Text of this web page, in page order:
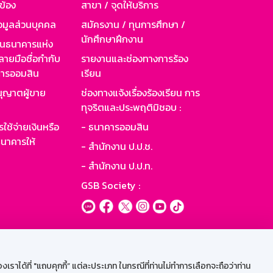
ได้ที่ "แถบคุกกี้” แต่ละประเภท ในกรณีที่ท่านไม่ทำการเลือกจะถือว่าท่าน
อง
มูลส่วนบุคคล
นาคารแห่ง
ายมือชื่อกำกับ
รออมสิน
ญาตผู้ขาย
ช้จ่ายเงินหรือ
คารให้
สาขา / จุดให้บริการ
สมัครงาน / ทุนการศึกษา /
นักศึกษาฝึกงาน
รายงานและช่องทางการร้อง
เรียน
ช่องทางแจ้งเรื่องร้องเรียน การ
ทุจริตและประพฤติมิชอบ :
- ธนาคารออมสิน
- สำนักงาน ป.ป.ช.
- สำนักงาน ป.ป.ท.
GSB Society :